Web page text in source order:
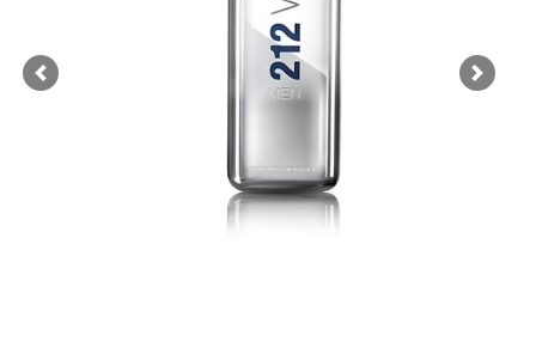
Previous Next